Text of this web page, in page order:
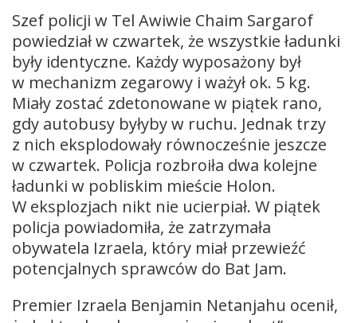
Szef policji w Tel Awiwie Chaim Sargarof
powiedział w czwartek, że wszystkie ładunki
były identyczne. Każdy wyposażony był
w mechanizm zegarowy i ważył ok. 5 kg.
Miały zostać zdetonowane w piątek rano,
gdy autobusy byłyby w ruchu. Jednak trzy
z nich eksplodowały równocześnie jeszcze
w czwartek. Policja rozbroiła dwa kolejne
ładunki w pobliskim mieście Holon.
W eksplozjach nikt nie ucierpiał. W piątek
policja powiadomiła, że zatrzymała
obywatela Izraela, który miał przewieźć
potencjalnych sprawców do Bat Jam.
Premier Izraela Benjamin Netanjahu ocenił,